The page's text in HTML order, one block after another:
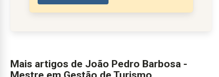
Mais artigos de João Pedro Barbosa -